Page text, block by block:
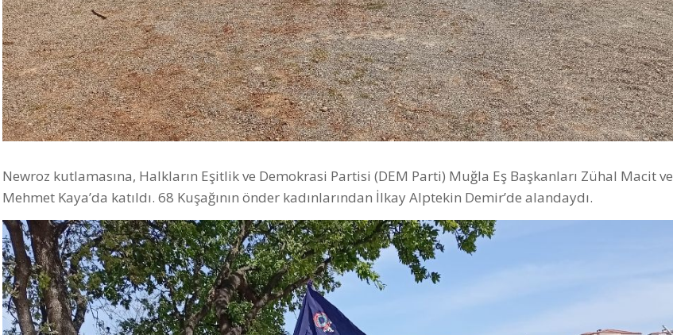
Newroz kutlamasına, Halkların Eşitlik ve Demokrasi Partisi (DEM Parti) Muğla Eş Başkanları Zühal Macit ve
Mehmet Kaya’da katıldı. 68 Kuşağının önder kadınlarından İlkay Alptekin Demir’de alandaydı.